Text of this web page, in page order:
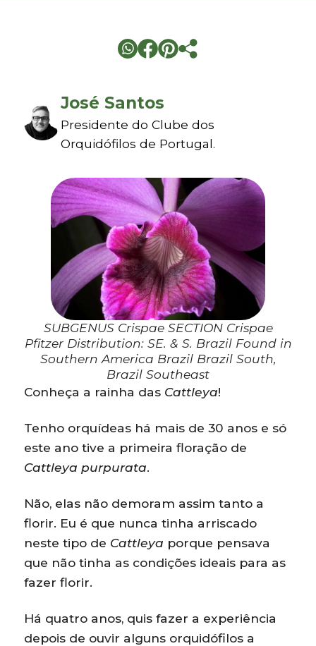
José Santos
Presidente do Clube dos
Orquidófilos de Portugal.
SUBGENUS Crispae SECTION Crispae
Pfitzer Distribution: SE. & S. Brazil Found in
Southern America Brazil Brazil South,
Brazil Southeast
Conheça a rainha das Cattleya!
Tenho orquídeas há mais de 30 anos e só
este ano tive a primeira floração de
Cattleya purpurata.
Não, elas não demoram assim tanto a
florir. Eu é que nunca tinha arriscado
neste tipo de Cattleya porque pensava
que não tinha as condições ideais para as
fazer florir.
Há quatro anos, quis fazer a experiência
depois de ouvir alguns orquidófilos a